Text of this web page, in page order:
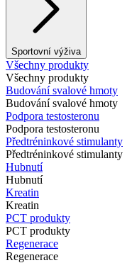
Sportovní výživa
Všechny produkty
Všechny produkty
Budování svalové hmoty
Budování svalové hmoty
Podpora testosteronu
Podpora testosteronu
Předtréninkové stimulanty
Předtréninkové stimulanty
Hubnutí
Hubnutí
Kreatin
Kreatin
PCT produkty
PCT produkty
Regenerace
Regenerace